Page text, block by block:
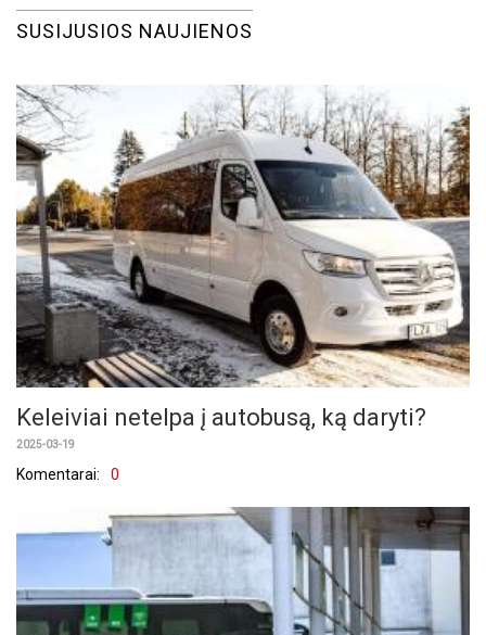
SUSIJUSIOS NAUJIENOS
Keleiviai netelpa į autobusą, ką daryti?
2025-03-19
Komentarai: 0